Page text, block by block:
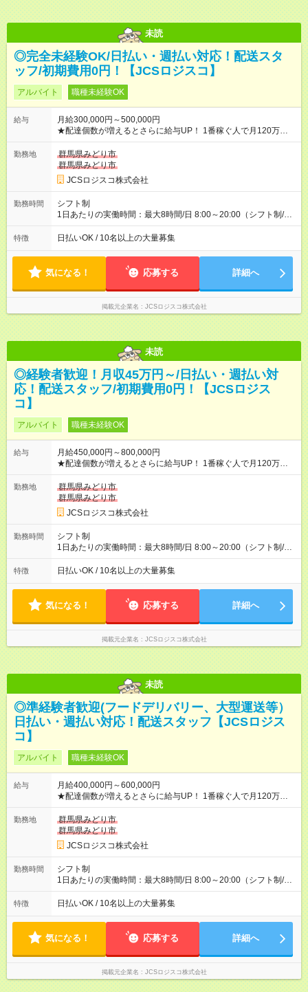
未読
◎完全未経験OK/日払い・週払い対応！配送スタ
ッフ/初期費用0円！【JCSロジスコ】
アルバイト 職種未経験OK
給与
月給300,000円～500,000円
★配達個数が増えるとさらに給与UP！ 1番稼ぐ人で月120万ほ
ど！ ・主要都市エリア 月収55万円／週5日稼働 月収65万~112
万円／週6日稼働 ・地方郊外エリア 月収40万円／週5日稼働 月
収40万円~50万円／週6日稼働 ＜モデルイメージ＞ ■月収50万
円 (27歳男性/江東区在住)※元建築関係 1日150個配達×25日勤務
(日休み) ■月収80万円(43歳男性/墨田区在住)※元営業 1日200個
勤務地
群馬県みどり市
群馬県みどり市
JCSロジスコ株式会社
勤務時間
シフト制
1日あたりの実働時間：最大8時間/日 8:00～20:00（シフト制/実
働8時間） ※週5日勤務（場所次第では週4も有り） ※配達状況に
よって時間外での勤務可能性有り ※案件により多少の前後あり
特徴 日払いOK / 10名以上の大量募集
気になる！ 応募する 詳細へ
掲載元企業名 JCSロジスコ株式会社
未読
◎経験者歓迎！月収45万円～/日払い・週払い対
応！配送スタッフ/初期費用0円！【JCSロジス
コ】
アルバイト 職種未経験OK
給与
月給450,000円～800,000円
★配達個数が増えるとさらに給与UP！ 1番稼ぐ人で月120万ほ
ど！ ・主要都市エリア 月収55万円／週5日稼働 月収65万~112
万円／週6日稼働 ・地方郊外エリア 月収40万円／週5日稼働 月
収40万円~50万円／週6日稼働 ＜モデルイメージ＞ ■月収50万
円 (27歳男性/江東区在住)※元建築関係 1日150個配達×25日勤務
(日休み) ■月収80万円(43歳男性/墨田区在住)※元営業 1日200個
勤務地
群馬県みどり市
群馬県みどり市
JCSロジスコ株式会社
勤務時間
シフト制
1日あたりの実働時間：最大8時間/日 8:00～20:00（シフト制/実
働8時間） ※週5日勤務（場所次第では週4も有り） ※配達状況に
よって時間外での勤務可能性有り ※案件により多少の前後あり
特徴 日払いOK / 10名以上の大量募集
気になる！ 応募する 詳細へ
掲載元企業名 JCSロジスコ株式会社
未読
◎準経験者歓迎(フードデリバリー、大型運送等）
日払い・週払い対応！配送スタッフ【JCSロジス
コ】
アルバイト 職種未経験OK
給与
月給400,000円～600,000円
★配達個数が増えるとさらに給与UP！ 1番稼ぐ人で月120万ほ
ど！ ・主要都市エリア 月収55万円／週5日稼働 月収65万~112
万円／週6日稼働 ・地方郊外エリア 月収40万円／週5日稼働 月
収40万円~50万円／週6日稼働 ＜モデルイメージ＞ ■月収50万
円 (27歳男性/江東区在住)※元建築関係 1日150個配達×25日勤務
(日休み) ■月収80万円(43歳男性/墨田区在住)※元営業 1日200個
勤務地
群馬県みどり市
群馬県みどり市
JCSロジスコ株式会社
勤務時間
シフト制
1日あたりの実働時間：最大8時間/日 8:00～20:00（シフト制/実
働8時間） ※週5日勤務（場所次第では週4も有り） ※配達状況に
よって時間外での勤務可能性有り ※案件により多少の前後あり
特徴 日払いOK / 10名以上の大量募集
気になる！ 応募する 詳細へ
掲載元企業名 JCSロジスコ株式会社